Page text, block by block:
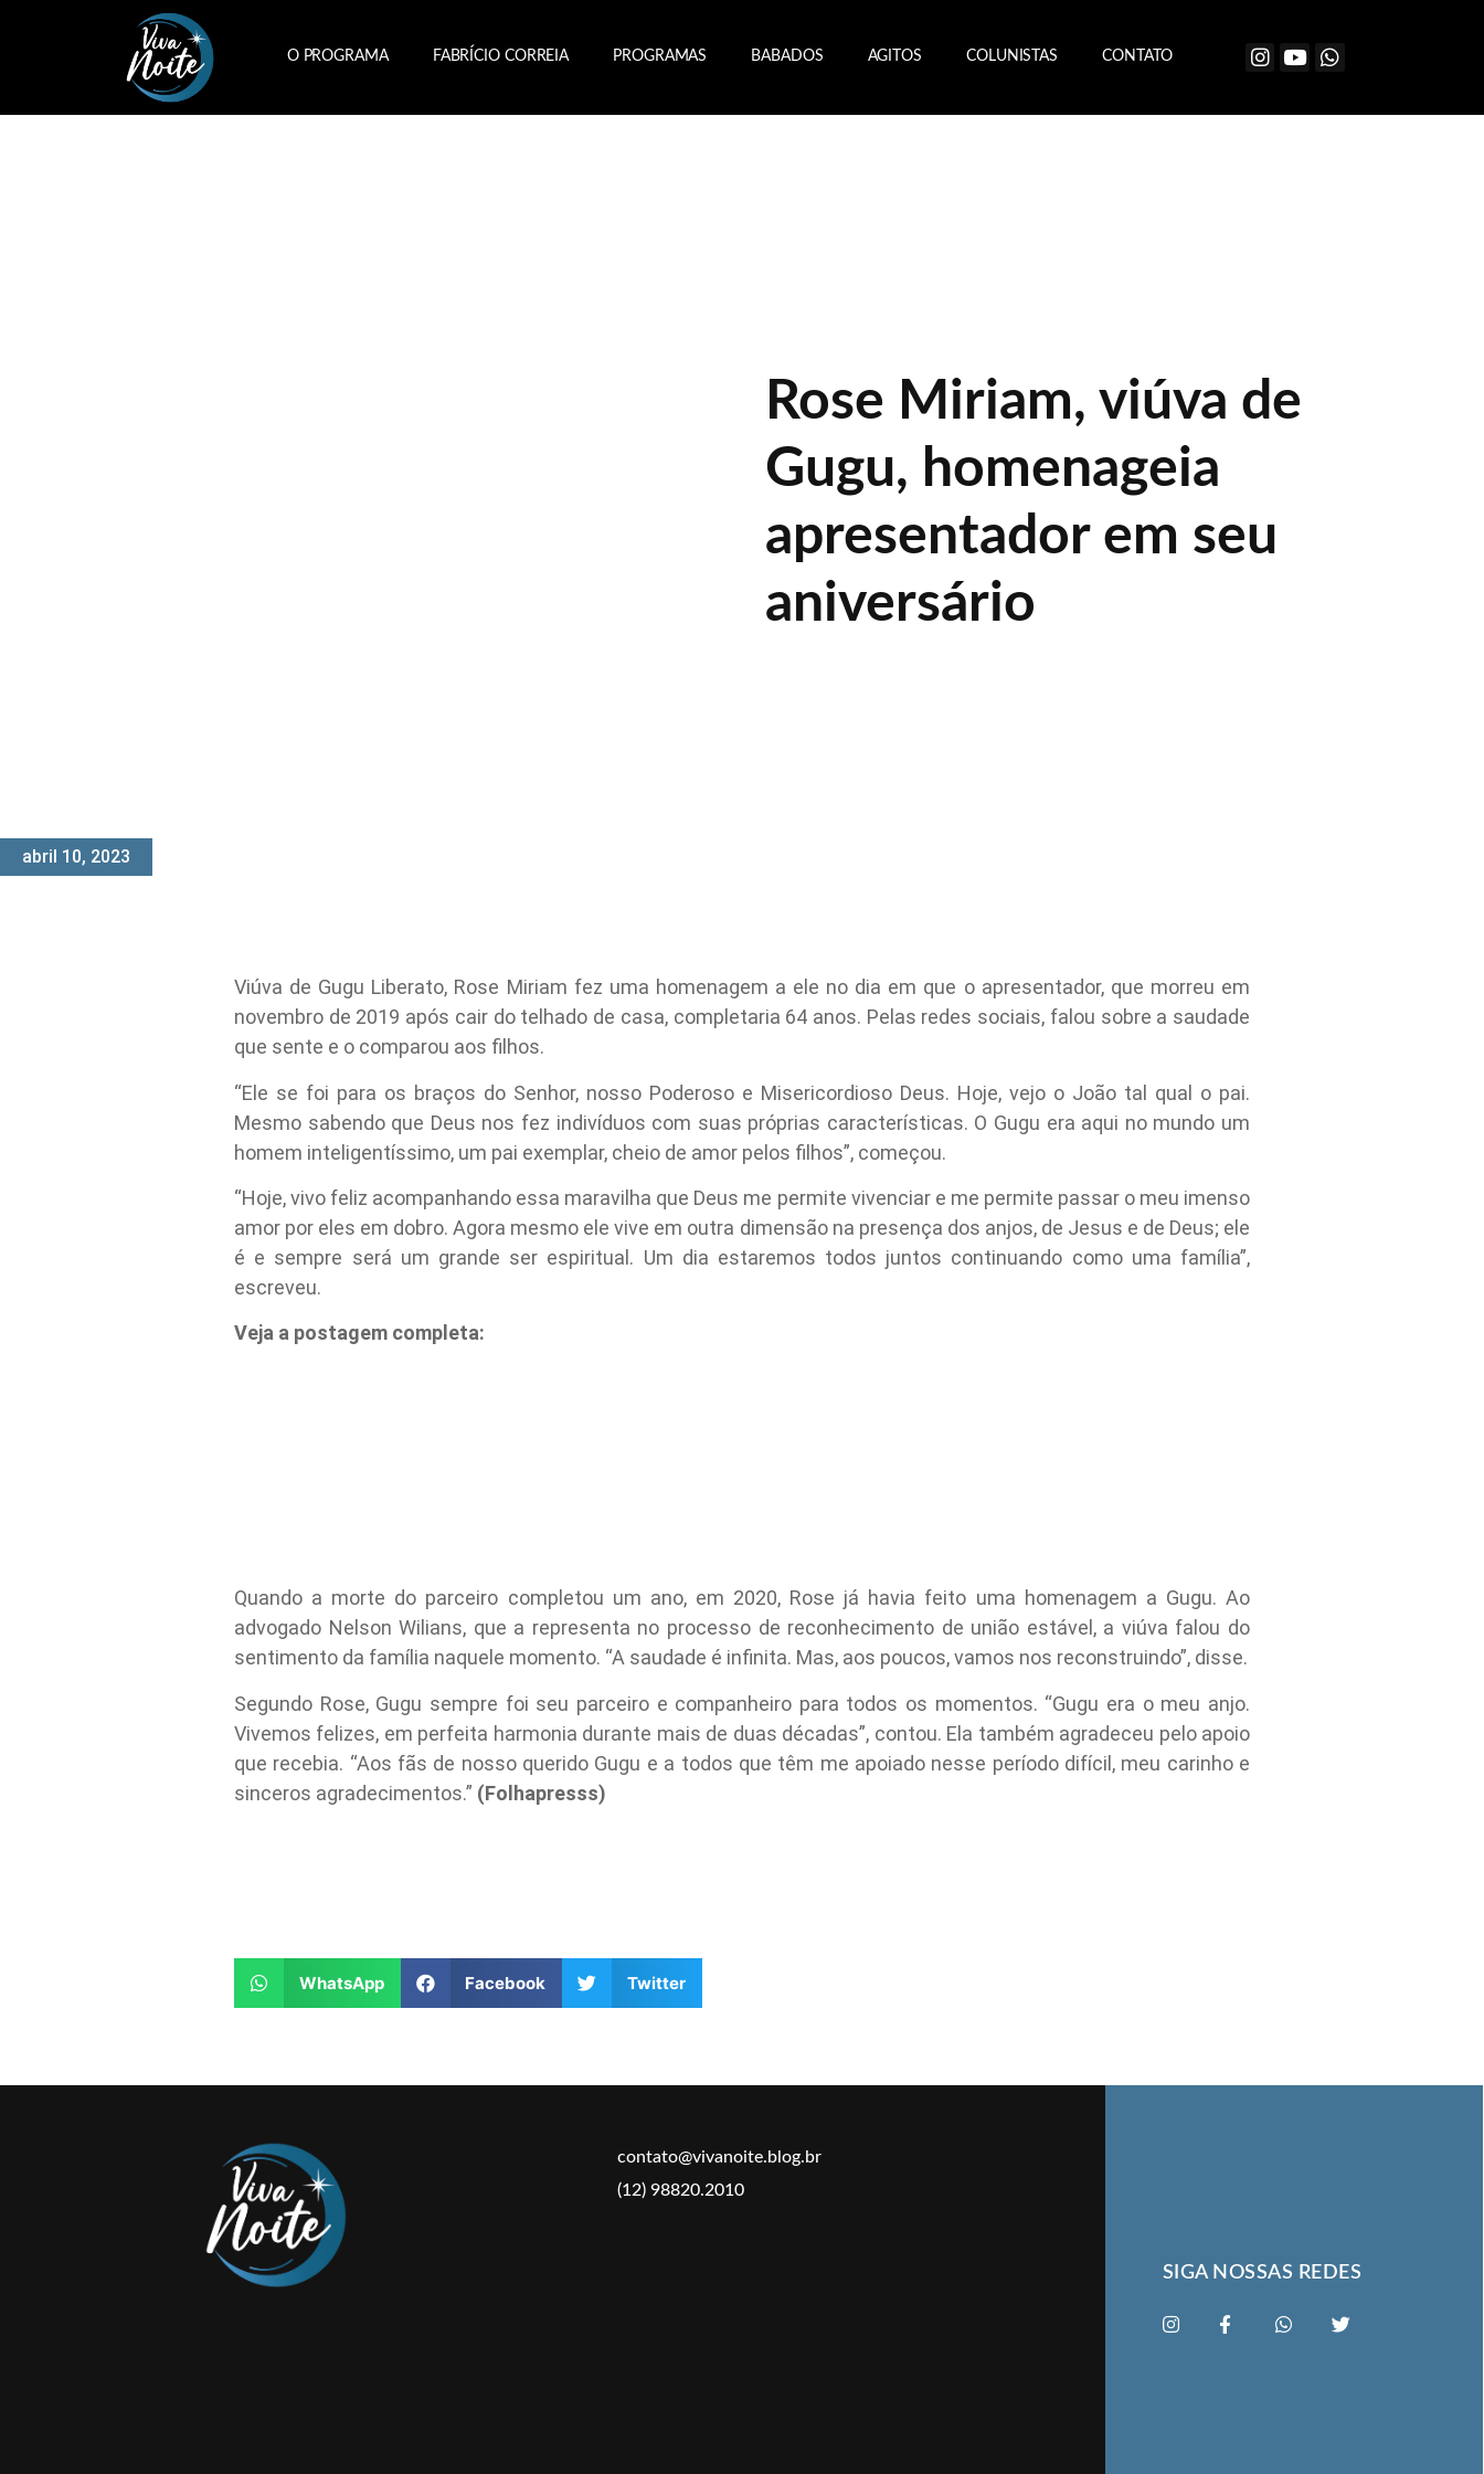
O PROGRAMA FABRÍCIO CORREIA PROGRAMAS BABADOS AGITOS COLUNISTAS CONTATO
abril 10, 2023
Rose Miriam, viúva de
Gugu, homenageia
apresentador em seu
aniversário
Viúva de Gugu Liberato, Rose Miriam fez uma homenagem a ele no dia em que o apresentador, que morreu em
novembro de 2019 após cair do telhado de casa, completaria 64 anos. Pelas redes sociais, falou sobre a saudade
que sente e o comparou aos filhos.
“Ele se foi para os braços do Senhor, nosso Poderoso e Misericordioso Deus. Hoje, vejo o João tal qual o pai.
Mesmo sabendo que Deus nos fez indivíduos com suas próprias características. O Gugu era aqui no mundo um
homem inteligentíssimo, um pai exemplar, cheio de amor pelos filhos”, começou.
“Hoje, vivo feliz acompanhando essa maravilha que Deus me permite vivenciar e me permite passar o meu imenso
amor por eles em dobro. Agora mesmo ele vive em outra dimensão na presença dos anjos, de Jesus e de Deus; ele
é e sempre será um grande ser espiritual. Um dia estaremos todos juntos continuando como uma família”,
escreveu.
Veja a postagem completa:
Quando a morte do parceiro completou um ano, em 2020, Rose já havia feito uma homenagem a Gugu. Ao
advogado Nelson Wilians, que a representa no processo de reconhecimento de união estável, a viúva falou do
sentimento da família naquele momento. “A saudade é infinita. Mas, aos poucos, vamos nos reconstruindo”, disse.
Segundo Rose, Gugu sempre foi seu parceiro e companheiro para todos os momentos. “Gugu era o meu anjo.
Vivemos felizes, em perfeita harmonia durante mais de duas décadas”, contou. Ela também agradeceu pelo apoio
que recebia. “Aos fãs de nosso querido Gugu e a todos que têm me apoiado nesse período difícil, meu carinho e
sinceros agradecimentos.” (Folhapresss)
WhatsApp Facebook Twitter
contato@vivanoite.blog.br
(12) 98820.2010
SIGA NOSSAS REDES